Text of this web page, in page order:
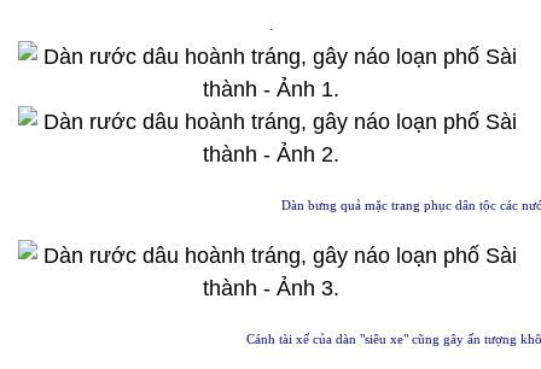
.
Dàn bưng quả mặc trang phục dân tộc các
Cánh tài xế của dàn "siêu xe" cũng gây ấn tượng